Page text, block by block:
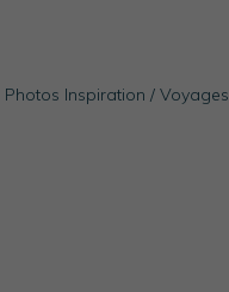
Photos Inspiration / Voyages